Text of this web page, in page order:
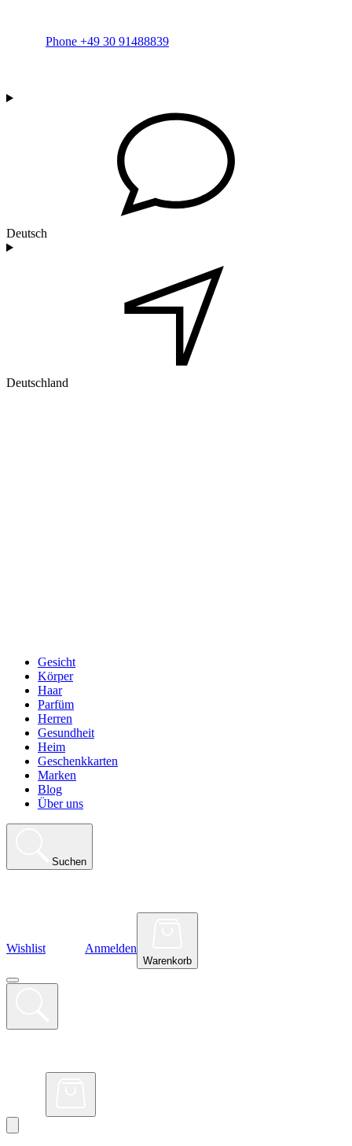
Phone +49 30 91488839
Deutsch
Deutschland
Gesicht
Körper
Haar
Parfüm
Herren
Gesundheit
Heim
Geschenkkarten
Marken
Blog
Über uns
Suchen
Wishlist Anmelden
Warenkorb